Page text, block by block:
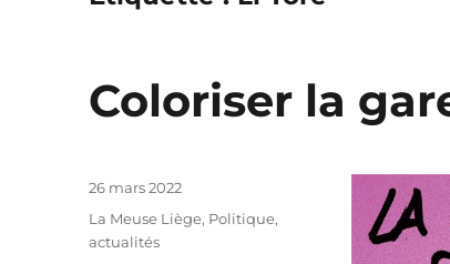
Coloriser la
Publié
26 mars 2022
Catégories
La Meuse Liège, Politique,
actualités